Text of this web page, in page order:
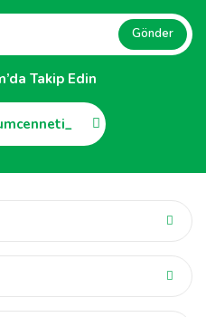
Gönder
Takip Edin